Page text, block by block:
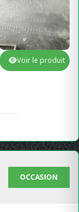
Voir le produit
OCCASION